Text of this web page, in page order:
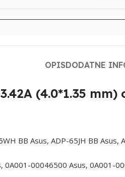
OPISDODATNE
(4.0*1.35
BB Asus, ADP-65JH BB
00046500 Asus, 0A001-